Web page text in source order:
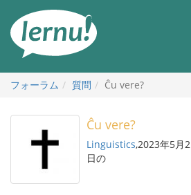
フォーラム
質問 Ĉu vere?
Ĉu vere?
Linguistics,2023年5月2
日の